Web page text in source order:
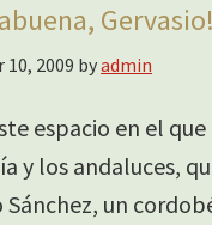
Gervasio!
2009 byadmin
espacio en el
y los andaluces,
Sánchez, un